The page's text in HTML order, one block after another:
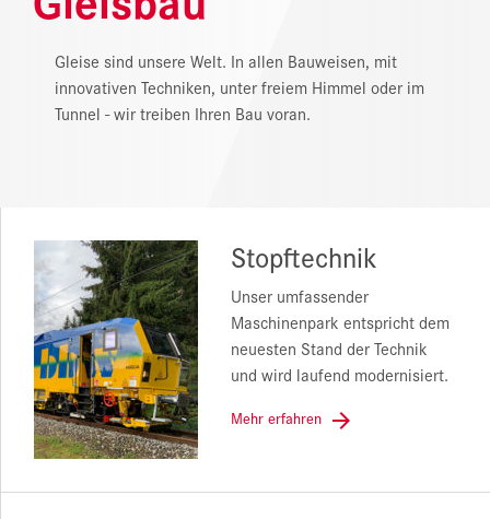
NEWS
ONLINE MAGAZIN
Gleise sind unsere Welt. In allen Bauweisen, mit
innovativen Techniken, unter freiem Himmel oder im
Tunnel - wir treiben Ihren Bau voran.
Stopftechnik
Unser umfassender
Maschinenpark entspricht dem
neuesten Stand der Technik
und wird laufend modernisiert.
Mehr erfahren